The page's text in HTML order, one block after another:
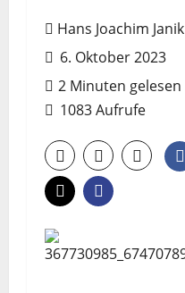
Hans Joachim Janik
6. Oktober 2023
2 Minuten gelesen
1083 Aufrufe